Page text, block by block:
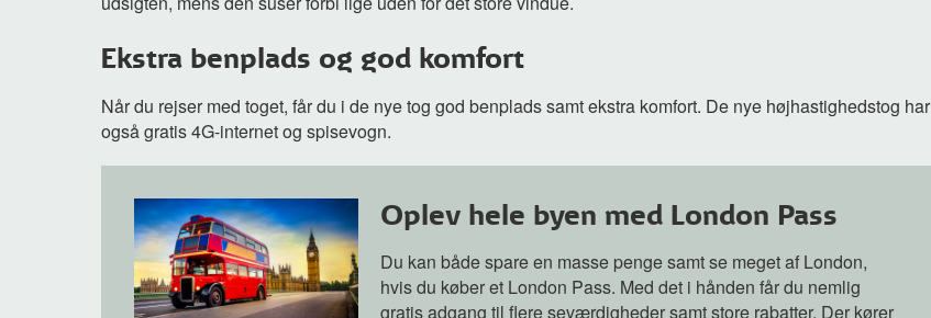
Ekstra benplads og god komfort
Når du rejser med toget, får du i de nye tog god benplads samt ekstra komfort. De nye højhastighedstog har
også gratis 4G-internet og spisevogn.
Oplev hele byen med London Pass
Du kan både spare en masse penge samt se meget af London,
hvis du køber et London Pass. Med det i hånden får du nemlig
gratis adgang til flere seværdigheder samt store rabatter. Der kører